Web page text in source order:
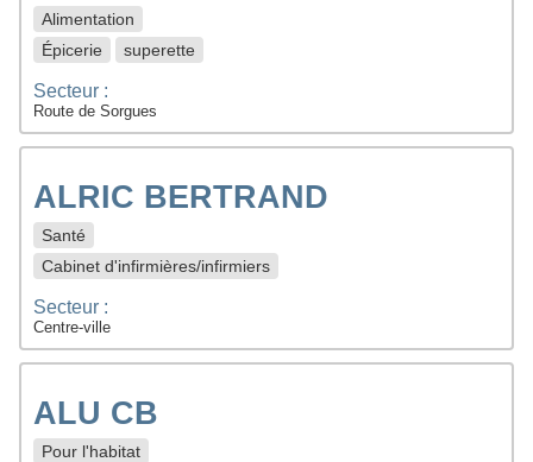
Alimentation
Épicerie
superette
Secteur :
Route de Sorgues
ALRIC BERTRAND
Santé
Cabinet d'infirmières/infirmiers
Secteur :
Centre-ville
ALU CB
Pour l'habitat